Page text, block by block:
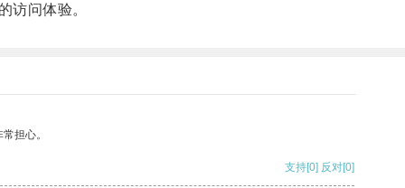
问体验。
担心。
支持[0] 反对[0]